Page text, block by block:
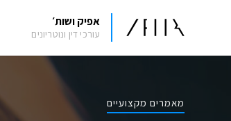
אפיק ושות׳
עורכי דין ונוטריונים
מאמרים מקצועיים